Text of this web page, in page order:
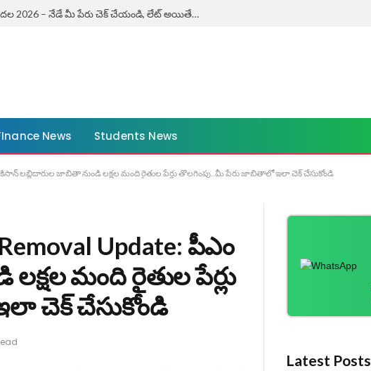
ఏపీ కౌశలం ఎగ్జామ్ డేట్స్ విడుదల 2026 – నేడే మీ పేరు చెక్ చేయండి, లేట్ అయితే ఛాన్స్ మిస్! | AP Kaushalam Exam Dates 2026
News Students News
కిసాన్ లబ్ధిదారుల జాబితా నుండి లక్షల మంది రైతుల పేర్లు తొలగింపు..మీ పేరు జాబితాలో ఇలా చెక్ చేసుకోండి
Update: పీఎం
మంది రైతుల పేర్లు
చెక్ చేసుకోండి
Latest Posts